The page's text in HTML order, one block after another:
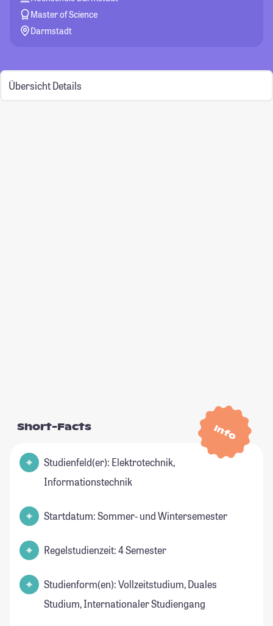
Master of Science
Darmstadt
Übersicht Details
Info
Short-Facts
Studienfeld(er): Elektrotechnik,
Informationstechnik
Startdatum: Sommer- und Wintersemester
Regelstudienzeit: 4 Semester
Studienform(en): Vollzeitstudium, Duales
Studium, Internationaler Studiengang